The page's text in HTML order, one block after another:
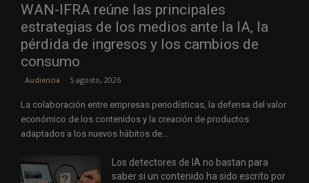
WAN-IFRA reúne las principales
estrategias de los medios ante la IA, la
pérdida de ingresos y los cambios de
consumo
Audiencia 5 agosto, 2026
La colaboración entre empresas periodísticas, la defensa del valor
económico de los contenidos y la creación de productos
adaptados a los nuevos hábitos de...
Los detectores de IA no bastan para
saber si un contenido ha sido escrito por